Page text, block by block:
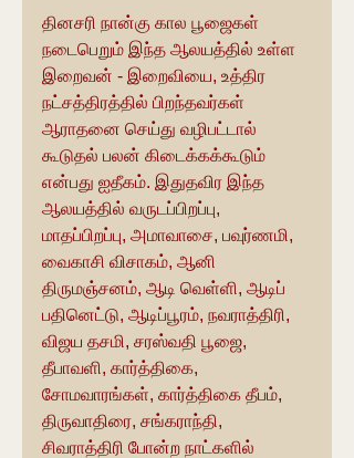
தினசரி நான்கு கால பூஜைகள்
நடைபெறும் இந்த ஆலயத்தில் உள்ள
இறைவன் - இறைவியை, உத்திர
நட்சத்திரத்தில் பிறந்தவர்கள்
ஆராதனை செய்து வழிபட்டால்
கூடுதல் பலன் கிடைக்கக்கூடும்
என்பது ஐதீகம். இதுதவிர இந்த
ஆலயத்தில் வருடப்பிறப்பு,
மாதப்பிறப்பு, அமாவாசை, பவுர்ணமி,
வைகாசி விசாகம், ஆனி
திருமஞ்சனம், ஆடி வெள்ளி, ஆடிப்
பதினெட்டு, ஆடிப்பூரம், நவராத்திரி,
விஜய தசமி, சரஸ்வதி பூஜை,
தீபாவளி, கார்த்திகை,
சோமவாரங்கள், கார்த்திகை தீபம்,
திருவாதிரை, சங்கராந்தி,
சிவராத்திரி போன்ற நாட்களில்